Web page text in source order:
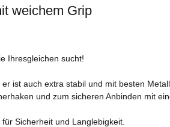
weichem Grip
Ihresgleichen sucht!
ist auch extra stabil und mit besten
und zum sicheren Anbinden mit
Sicherheit und Langlebigkeit.